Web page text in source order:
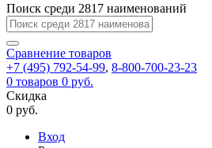
Ок
Запомнить
меня
Забыли
указанный
электронный
перейдя
по
которой
вы
задать
Перейдите
по
для
смены
пароля.
Сменить
Сообщение
пользовательского
Поиск среди 2817 наименований
Сравнение товаров
+7 (495) 792-54-99, 8-800-700-23-23
0 товаров 0 руб.
Скидка
0 руб.
Вход